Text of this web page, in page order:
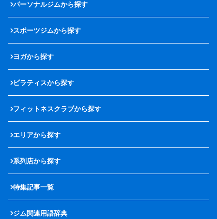
パーソナルジムから探す
スポーツジムから探す
ヨガから探す
ピラティスから探す
フィットネスクラブから探す
エリアから探す
系列店から探す
特集記事一覧
ジム関連用語辞典